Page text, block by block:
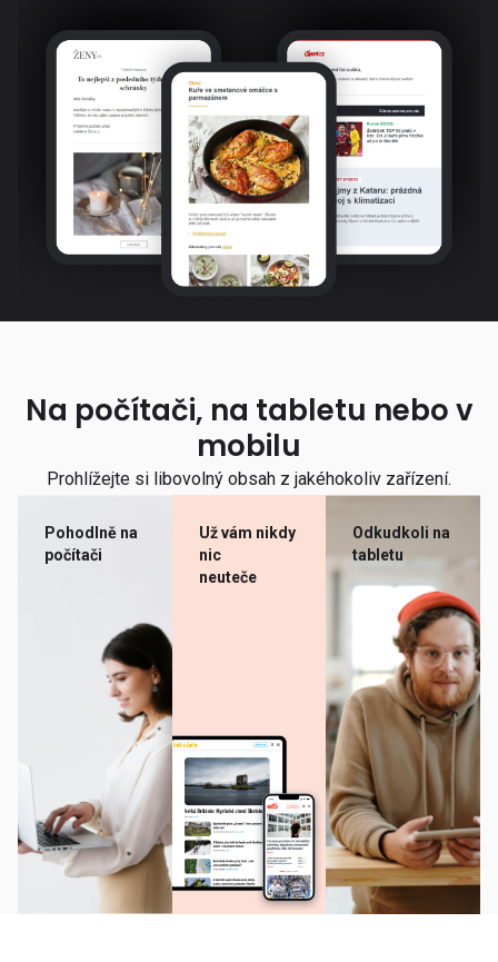
Na počítači, na tabletu nebo v
mobilu
Prohlížejte si libovolný obsah z jakéhokoliv zařízení.
Pohodlně na
počítači
Už vám nikdy
nic
neuteče
Odkudkoli na
tabletu